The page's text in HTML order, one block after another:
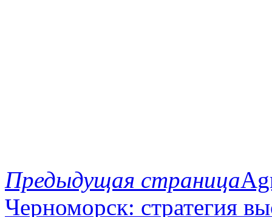
Предыдущая страница
Черноморск: стратегия